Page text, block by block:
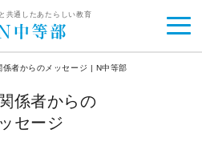
共通したあたらしい教育
係者からのメッセージ | N中等部
係者からの
セージ